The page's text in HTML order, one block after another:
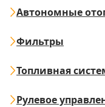
Автономные
Фильтры
Топливная
Рулевое